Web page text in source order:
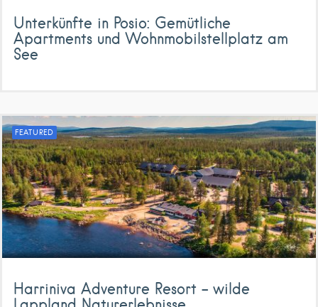
Unterkünfte in Posio: Gemütliche
Apartments und Wohnmobilstellplatz am
See
FEATURED
Harriniva Adventure Resort – wilde